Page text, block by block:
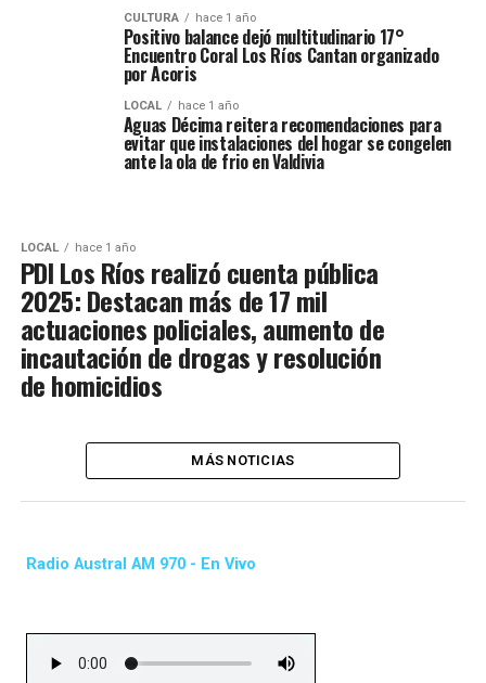
CULTURA hace 1 año
Positivo balance dejó multitudinario 17°
Encuentro Coral Los Ríos Cantan organizado
por Acoris
LOCAL hace 1 año
Aguas Décima reitera recomendaciones para
evitar que instalaciones del hogar se congelen
ante la ola de frio en Valdivia
LOCAL hace 1 año
PDI Los Ríos realizó cuenta pública
2025: Destacan más de 17 mil
actuaciones policiales, aumento de
incautación de drogas y resolución
de homicidios
MÁS NOTICIAS
Radio Austral AM 970 - En Vivo